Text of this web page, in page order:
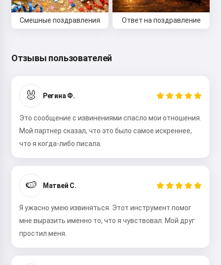
Смешные поздравления Ответ на поздравление
Отзывы пользователей
🐰 Регина Ф.
Это сообщение с извинениями спасло мои отношения.
Мой партнер сказал, что это было самое искреннее,
что я когда-либо писала.
🍉 Матвей С.
Я ужасно умею извиняться. Этот инструмент помог
мне выразить именно то, что я чувствовал. Мой друг
простил меня.
Я принимаю: Условия использования,
Политика конфиденциальности,
Политика возврата